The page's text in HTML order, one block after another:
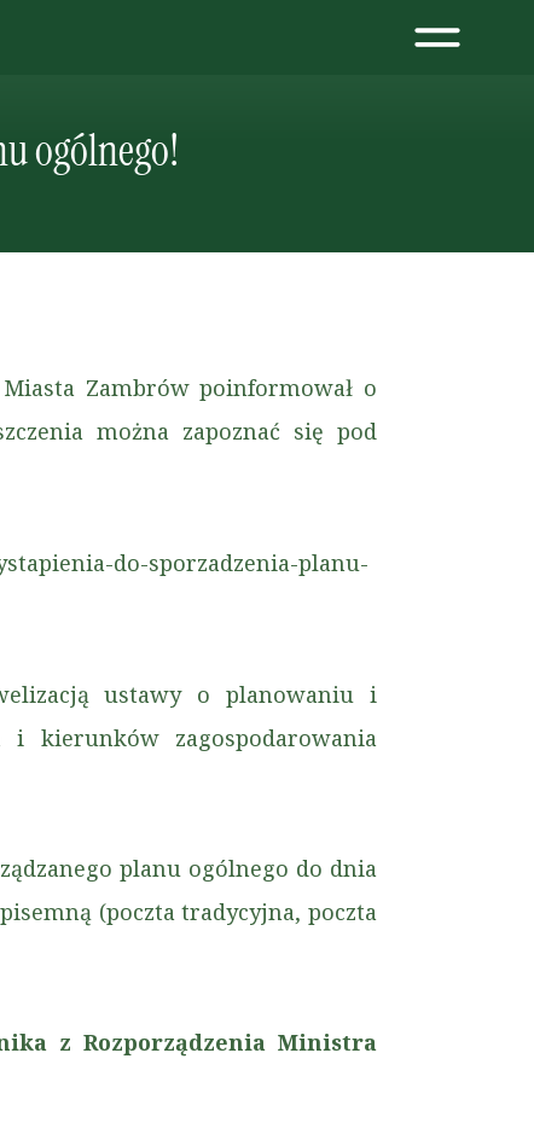
ogólnego!
Zambrów poinformował o
można zapoznać się pod
do-sporzadzenia-planu-
ustawy o planowaniu i
i kierunków zagospodarowania
planu ogólnego do dnia
(poczta tradycyjna, poczta
z Rozporządzenia Ministra